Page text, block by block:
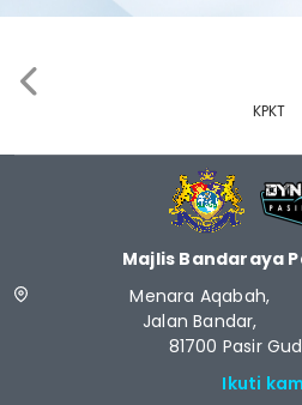
KPKT
Majlis Bandaraya
Menara
Jalan
81700 Pasir
Ikuti